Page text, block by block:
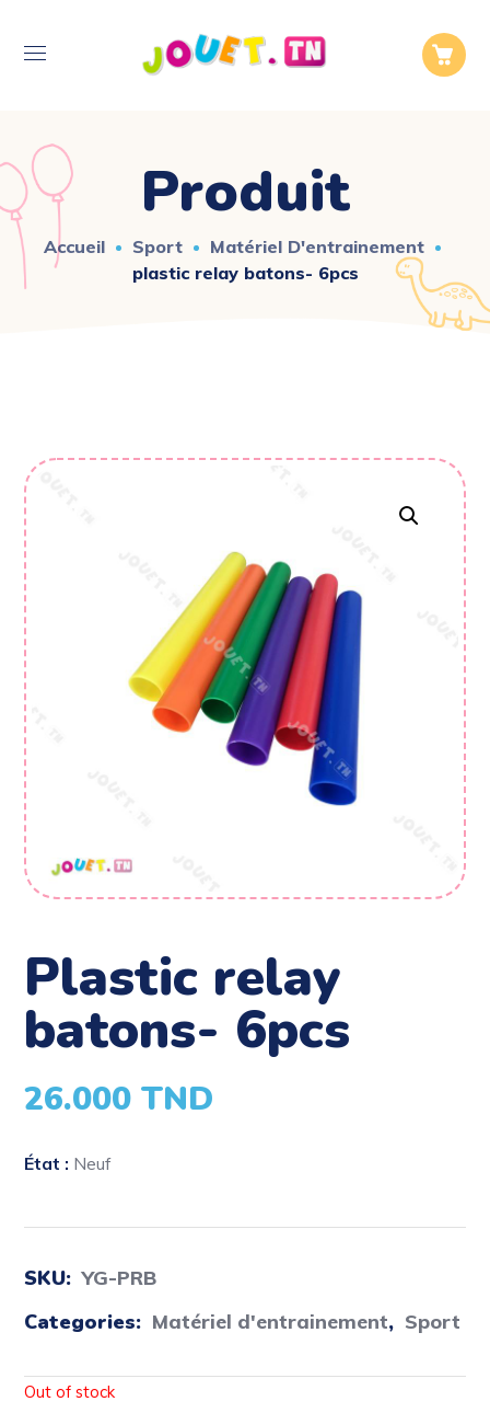
Produit
Accueil Sport
Matériel D'entrainement
plastic relay batons- 6pcs
plastic relay
batons- 6pcs
26.000TND
État : Neuf
SKU: YG-PRB
Categories: Matériel d'entrainement, Sport
Out of stock